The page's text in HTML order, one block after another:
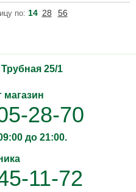
Уменьшение раздражения.
универсальная и
по: 14 28 56
25/1
магазин
28-70
до 21:00.
11-72